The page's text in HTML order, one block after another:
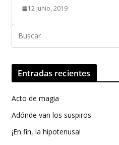
12 junio, 2019
Entradas recientes
Acto de magia
Adónde van los suspiros
¡En fin, la hipotenusa!